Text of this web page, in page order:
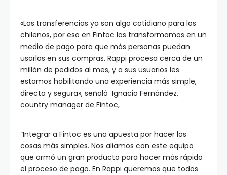
«Las transferencias ya son algo cotidiano para los
chilenos, por eso en Fintoc las transformamos en un
medio de pago para que más personas puedan
usarlas en sus compras. Rappi procesa cerca de un
millón de pedidos al mes, y a sus usuarios les
estamos habilitando una experiencia más simple,
directa y segura», señaló Ignacio Fernández,
country manager de Fintoc,
“Integrar a Fintoc es una apuesta por hacer las
cosas más simples. Nos aliamos con este equipo
que armó un gran producto para hacer más rápido
el proceso de pago. En Rappi queremos que todos